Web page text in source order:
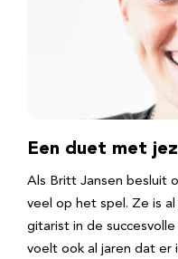
Een duet met
Als Britt Jansen besluit
veel op het spel. Ze is
gitarist in de
voelt ook al jaren dat er